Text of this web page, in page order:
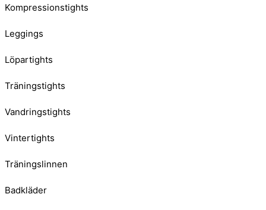
Kompressionstights
Leggings
Löpartights
Träningstights
Vandringstights
Vintertights
Träningslinnen
Badkläder